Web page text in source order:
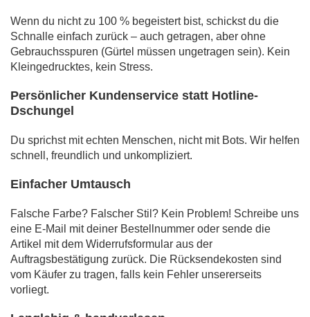
Wenn du nicht zu 100 % begeistert bist, schickst du die
Schnalle einfach zurück – auch getragen, aber ohne
Gebrauchsspuren (Gürtel müssen ungetragen sein). Kein
Kleingedrucktes, kein Stress.
Persönlicher Kundenservice statt Hotline-
Dschungel
Du sprichst mit echten Menschen, nicht mit Bots. Wir helfen
schnell, freundlich und unkompliziert.
Einfacher Umtausch
Falsche Farbe? Falscher Stil? Kein Problem! Schreibe uns
eine E-Mail mit deiner Bestellnummer oder sende die
Artikel mit dem Widerrufsformular aus der
Auftragsbestätigung zurück. Die Rücksendekosten sind
vom Käufer zu tragen, falls kein Fehler unsererseits
vorliegt.